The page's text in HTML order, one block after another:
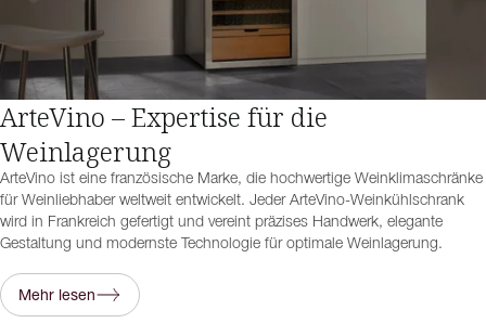
ArteVino – Expertise für die
Weinlagerung
ArteVino ist eine französische Marke, die hochwertige Weinklimaschränke
für Weinliebhaber weltweit entwickelt. Jeder ArteVino-Weinkühlschrank
wird in Frankreich gefertigt und vereint präzises Handwerk, elegante
Gestaltung und modernste Technologie für optimale Weinlagerung.
Mehr lesen